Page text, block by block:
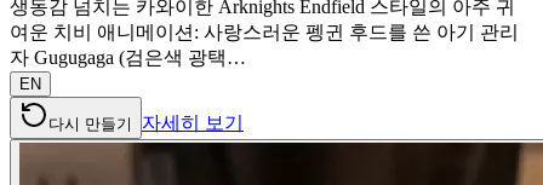
생동감 넘치는 카와이한 Arknights Endfield 스타일의 아주 귀
여운 치비 애니메이션: 사랑스러운 펭귄 후드를 쓴 아기 관리
자 Gugugaga (검은색 광택…
EN
다시 만들기 자세히 보기